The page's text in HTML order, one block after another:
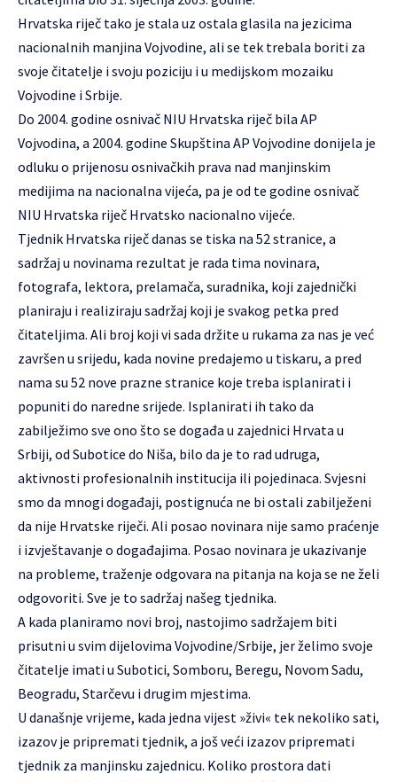
Hrvatska riječ tako je stala uz ostala glasila na jezicima
nacionalnih manjina Vojvodine, ali se tek trebala boriti za
svoje čitatelje i svoju poziciju i u medijskom mozaiku
Vojvodine i Srbije.
Do 2004. godine osnivač NIU Hrvatska riječ bila AP
Vojvodina, a 2004. godine Skupština AP Vojvodine donijela je
odluku o prijenosu osnivačkih prava nad manjinskim
medijima na nacionalna vijeća, pa je od te godine osnivač
NIU Hrvatska riječ Hrvatsko nacionalno vijeće.
Tjednik Hrvatska riječ danas se tiska na 52 stranice, a
sadržaj u novinama rezultat je rada tima novinara,
fotografa, lektora, prelamača, suradnika, koji zajednički
planiraju i realiziraju sadržaj koji je svakog petka pred
čitateljima. Ali broj koji vi sada držite u rukama za nas je već
završen u srijedu, kada novine predajemo u tiskaru, a pred
nama su 52 nove prazne stranice koje treba isplanirati i
popuniti do naredne srijede. Isplanirati ih tako da
zabilježimo sve ono što se događa u zajednici Hrvata u
Srbiji, od Subotice do Niša, bilo da je to rad udruga,
aktivnosti profesionalnih institucija ili pojedinaca. Svjesni
smo da mnogi događaji, postignuća ne bi ostali zabilježeni
da nije Hrvatske riječi. Ali posao novinara nije samo praćenje
i izvještavanje o događajima. Posao novinara je ukazivanje
na probleme, traženje odgovara na pitanja na koja se ne želi
odgovoriti. Sve je to sadržaj našeg tjednika.
A kada planiramo novi broj, nastojimo sadržajem biti
prisutni u svim dijelovima Vojvodine/Srbije, jer želimo svoje
čitatelje imati u Subotici, Somboru, Beregu, Novom Sadu,
Beogradu, Starčevu i drugim mjestima.
U današnje vrijeme, kada jedna vijest »živi« tek nekoliko sati,
izazov je pripremati tjednik, a još veći izazov pripremati
tjednik za manjinsku zajednicu. Koliko prostora dati